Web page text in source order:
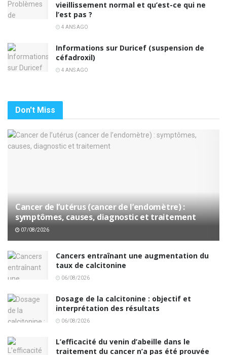
vieillissement normal et qu’est-ce qui ne
l’est pas ?
4 ANS AGO
Informations sur Duricef (suspension de
céfadroxil)
4 ANS AGO
Don't Miss
Cancer de l’utérus (cancer de l’endomètre) :
symptômes, causes, diagnostic et traitement
07/08/2026
Cancers entraînant une augmentation du
taux de calcitonine
06/08/2026
Dosage de la calcitonine : objectif et
interprétation des résultats
06/08/2026
L’efficacité du venin d’abeille dans le
traitement du cancer n’a pas été prouvée